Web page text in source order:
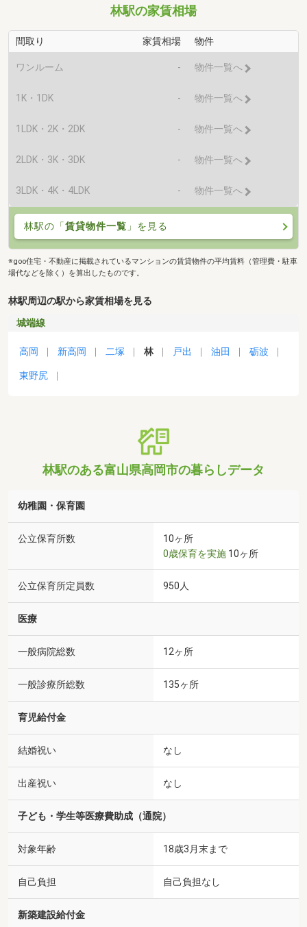
林駅の家賃相場
間取り 家賃相場 物件
ワンルーム - 物件一覧へ
1K・1DK - 物件一覧へ
1LDK・2K・2DK - 物件一覧へ
2LDK・3K・3DK - 物件一覧へ
3LDK・4K・4LDK - 物件一覧へ
林駅の「賃貸物件一覧 」を見る
※goo住宅・不動産に掲載されているマンションの賃貸物件の平均賃料（管理費・駐車
場代などを除く）を算出したものです。
林駅周辺の駅から家賃相場を見る
城端線
高岡 新高岡 二塚 林 戸出 油田 砺波
東野尻
林駅のある富山県高岡市の暮らしデータ
幼稚園・保育園
公立保育所数
10ヶ所
0歳保育を実施 10ヶ所
公立保育所定員数 950人
医療
一般病院総数 12ヶ所
一般診療所総数 135ヶ所
育児給付金
結婚祝い なし
出産祝い なし
子ども・学生等医療費助成（通院）
対象年齢 18歳3月末まで
自己負担 自己負担なし
新築建設給付金